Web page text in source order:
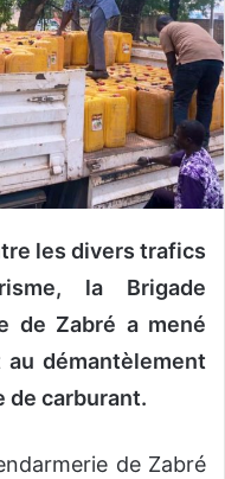
les divers trafics
la Brigade
de Zabré a mené
démantèlement
de carburant.
de Zabré